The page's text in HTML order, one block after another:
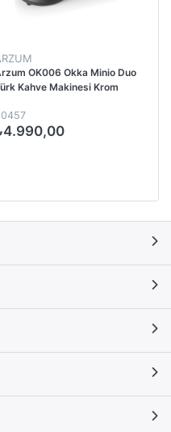
OK006 Okka Minio Duo
Kahve Makinesi Krom